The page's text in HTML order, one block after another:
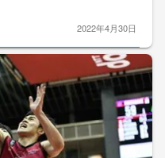
2022年4月30日